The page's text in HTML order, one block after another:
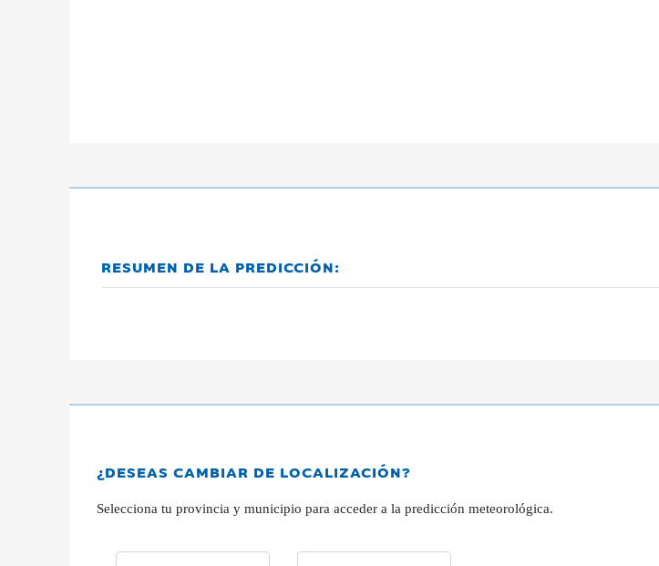
RESUMEN DE LA PREDICCIÓN:
¿DESEAS CAMBIAR DE LOCALIZACIÓN?
Selecciona tu provincia y municipio para acceder a la predicción meteorológica.